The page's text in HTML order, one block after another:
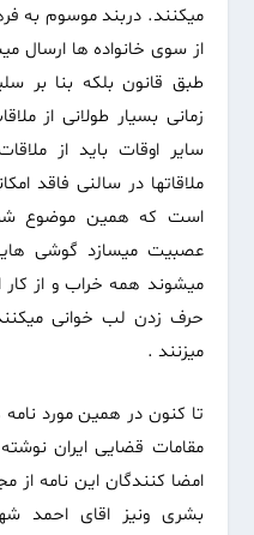
میکنند. دربند موسوم به
از سوی خانواده ها ارسال
طبق قانون بلکه بنا بر
زمانی بسیار طولانی از
سایر اوقات باید از
ملاقاتها در سالنی فاقد
است که همین موضوع
عصبیت میسازد گوشی
میشوند همه خراب و از
حرف زدن لب خوانی
میزنند .
تا کنون در همین مورد نامه
مقامات قضایی ایران
امضا کنندگان این نامه از
بشری ونیز اقای احمد